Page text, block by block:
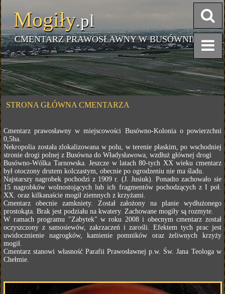
Mogiły.pl
CMENTARZ PRAWOSŁAWNY W BUSÓWNIE
STRONA GŁÓWNA CMENTARZA
Cmentarz prawosławny w miejscowości Busówno-Kolonia o powierzchni
0,5ha.
Nekropolia została zlokalizowana w polu, w terenie płaskim, po wschodniej
stronie drogi polnej z Busówna do Władysławowa, wzdłuż głównej drogi
Busówno-Wólka Tarnowska. Jeszcze w latach 80-tych XX wieku cmentarz
był otoczony drutem kolczastym, obecnie po ogrodzeniu nie ma śladu.
Najstarszy nagrobek pochodzi z 1909 r. (J. Jusiuk). Ponadto zachowało sie
15 nagrobków wolnostojących lub ich fragmentów pochodzących z I poł.
XX. oraz kilkanaście mogił ziemnych z krzyżami.
Cmentarz obecnie zamkniety. Został założony na planie wydłużonego
prostokąta. Brak jest podziału na kwatery. Zachowane mogiły są rozmyte.
W ramach programu "Zabytek" w roku 2008 i obecnym cmentarz został
oczyszczony z samosiewów, zakrzaczeń i zarośli. Efektem tych prac jest
uwidocznienie nagrogków, kamienie pomników oraz żeliwnych krzyży
mogił.
Cmentarz stanowi własność Parafii Prawosławnej p.w. Św. Jana Teologa w
Chełmie.